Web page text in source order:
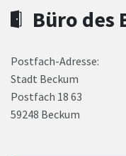
Büro des
Postfach-Adresse:
Stadt Beckum
Postfach 18 63
59248 Beckum